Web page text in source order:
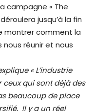
campagne « The
jusqu’à la fin
montrer comment la
nous réunir et nous
« L’industrie
ceux qui sont déjà des
beaucoup de place
Il y a un réel